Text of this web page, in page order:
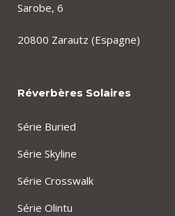
Sarobe, 6
20800 Zarautz (Espagne)
Réverbères Solaires
Série Buried
Série Skyline
Série Crosswalk
Série Olintu